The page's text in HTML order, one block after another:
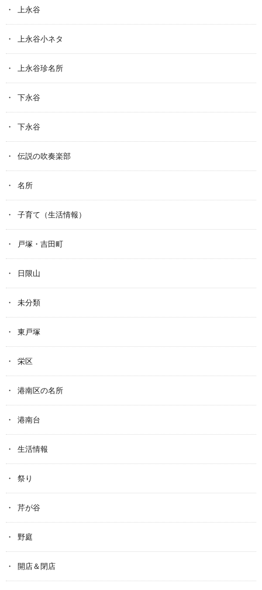
上永谷
上永谷小ネタ
上永谷珍名所
下永谷
下永谷
伝説の吹奏楽部
名所
子育て（生活情報）
戸塚・吉田町
日限山
未分類
東戸塚
栄区
港南区の名所
港南台
生活情報
祭り
芹が谷
野庭
開店＆閉店